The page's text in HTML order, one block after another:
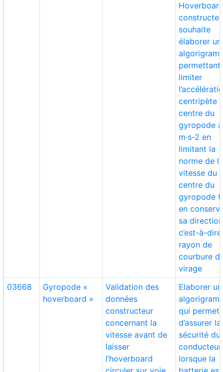
souhaite
élaborer un
permettant
limiter
centripète
centre du
gyropode
m·s-2 en
limitant la
norme de
vitesse du
centre du
gyropode
en
sa
c’est-à-
rayon de
courbure
virage
03668
Gyropode «
hoverboard »
Validation des
données
constructeur
concernant la
vitesse avant de
laisser
l’hoverboard
Elaborer un
qui
d’assurer la
sécurité du
conducteur
lorsque la